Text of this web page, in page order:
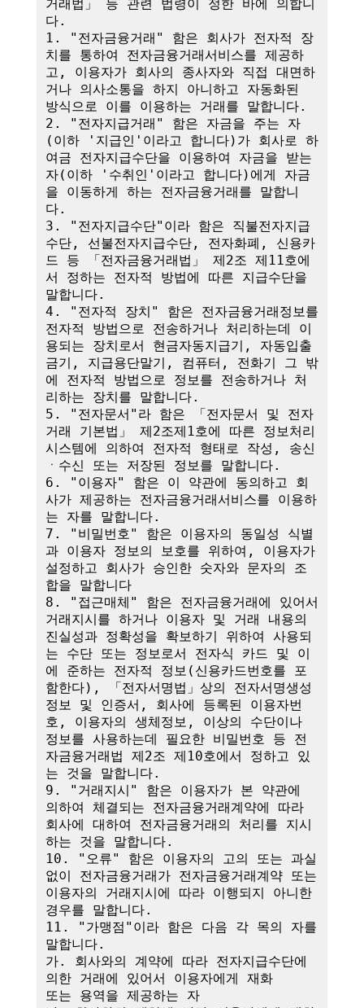
거래법」 등 관련 법령이 정한 바에 의합니
다.
1. "전자금융거래" 함은 회사가 전자적 장
치를 통하여 전자금융거래서비스를 제공하
고, 이용자가 회사의 종사자와 직접 대면하
거나 의사소통을 하지 아니하고 자동화된
방식으로 이를 이용하는 거래를 말합니다.
2. "전자지급거래" 함은 자금을 주는 자
(이하 '지급인'이라고 합니다)가 회사로 하
여금 전자지급수단을 이용하여 자금을 받는
자(이하 '수취인'이라고 합니다)에게 자금
을 이동하게 하는 전자금융거래를 말합니
다.
3. "전자지급수단"이라 함은 직불전자지급
수단, 선불전자지급수단, 전자화폐, 신용카
드 등 「전자금융거래법」 제2조 제11호에
서 정하는 전자적 방법에 따른 지급수단을
말합니다.
4. "전자적 장치" 함은 전자금융거래정보를
전자적 방법으로 전송하거나 처리하는데 이
용되는 장치로서 현금자동지급기, 자동입출
금기, 지급용단말기, 컴퓨터, 전화기 그 밖
에 전자적 방법으로 정보를 전송하거나 처
리하는 장치를 말합니다.
5. "전자문서"라 함은 「전자문서 및 전자
거래 기본법」 제2조제1호에 따른 정보처리
시스템에 의하여 전자적 형태로 작성, 송신
ㆍ수신 또는 저장된 정보를 말합니다.
6. "이용자" 함은 이 약관에 동의하고 회
사가 제공하는 전자금융거래서비스를 이용하
는 자를 말합니다.
7. "비밀번호" 함은 이용자의 동일성 식별
과 이용자 정보의 보호를 위하여, 이용자가
설정하고 회사가 승인한 숫자와 문자의 조
합을 말합니다
8. "접근매체" 함은 전자금융거래에 있어서
거래지시를 하거나 이용자 및 거래 내용의
진실성과 정확성을 확보하기 위하여 사용되
는 수단 또는 정보로서 전자식 카드 및 이
에 준하는 전자적 정보(신용카드번호를 포
함한다), 「전자서명법」상의 전자서명생성
정보 및 인증서, 회사에 등록된 이용자번
호, 이용자의 생체정보, 이상의 수단이나
정보를 사용하는데 필요한 비밀번호 등 전
자금융거래법 제2조 제10호에서 정하고 있
는 것을 말합니다.
9. "거래지시" 함은 이용자가 본 약관에
의하여 체결되는 전자금융거래계약에 따라
회사에 대하여 전자금융거래의 처리를 지시
하는 것을 말합니다.
10. "오류" 함은 이용자의 고의 또는 과실
없이 전자금융거래가 전자금융거래계약 또는
이용자의 거래지시에 따라 이행되지 아니한
경우를 말합니다.
11. "가맹점"이라 함은 다음 각 목의 자를
말합니다.
가. 회사와의 계약에 따라 전자지급수단에
의한 거래에 있어서 이용자에게 재화
또는 용역을 제공하는 자